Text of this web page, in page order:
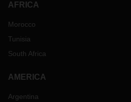
AFRICA
Morocco
Tunisia
South Africa
AMERICA
Argentina